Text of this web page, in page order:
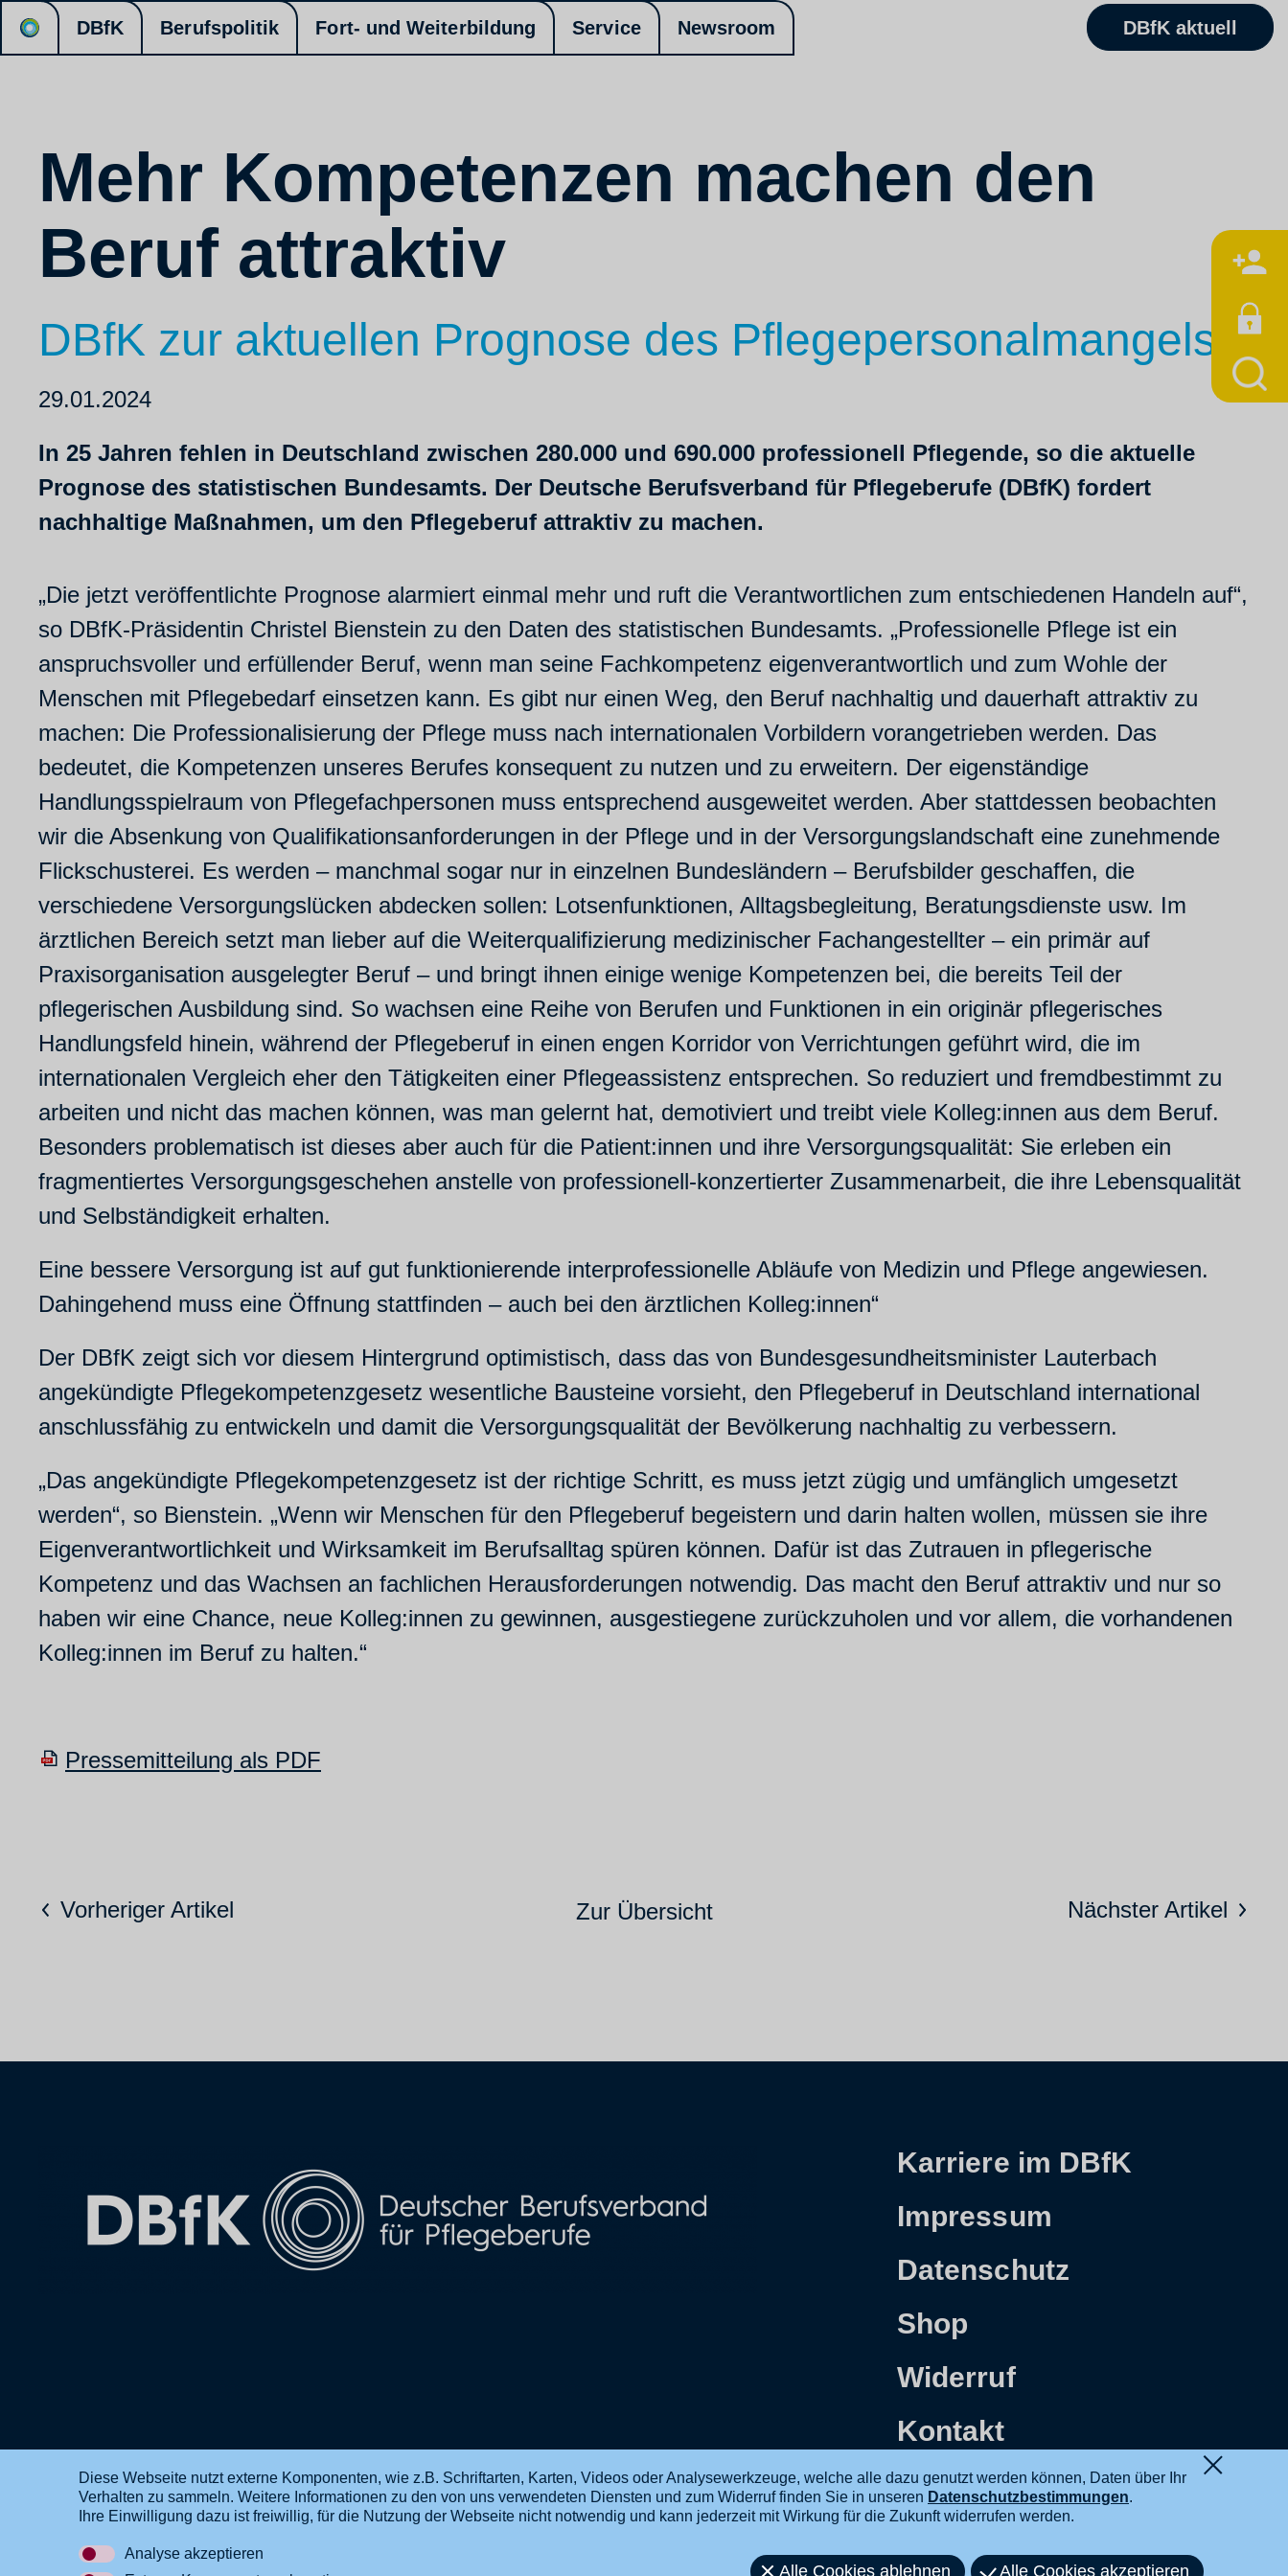
DBfK Berufspolitik Fort- und Weiterbildung Service Newsroom DBfK aktuell
Mehr Kompetenzen machen den
Beruf attraktiv
DBfK zur aktuellen Prognose des Pflegepersonalmangels
29.01.2024
In 25 Jahren fehlen in Deutschland zwischen 280.000 und 690.000 professionell Pflegende, so die aktuelle
Prognose des statistischen Bundesamts. Der Deutsche Berufsverband für Pflegeberufe (DBfK) fordert
nachhaltige Maßnahmen, um den Pflegeberuf attraktiv zu machen.
„Die jetzt veröffentlichte Prognose alarmiert einmal mehr und ruft die Verantwortlichen zum entschiedenen Handeln auf“,
so DBfK-Präsidentin Christel Bienstein zu den Daten des statistischen Bundesamts. „Professionelle Pflege ist ein
anspruchsvoller und erfüllender Beruf, wenn man seine Fachkompetenz eigenverantwortlich und zum Wohle der
Menschen mit Pflegebedarf einsetzen kann. Es gibt nur einen Weg, den Beruf nachhaltig und dauerhaft attraktiv zu
machen: Die Professionalisierung der Pflege muss nach internationalen Vorbildern vorangetrieben werden. Das
bedeutet, die Kompetenzen unseres Berufes konsequent zu nutzen und zu erweitern. Der eigenständige
Handlungsspielraum von Pflegefachpersonen muss entsprechend ausgeweitet werden. Aber stattdessen beobachten
wir die Absenkung von Qualifikationsanforderungen in der Pflege und in der Versorgungslandschaft eine zunehmende
Flickschusterei. Es werden – manchmal sogar nur in einzelnen Bundesländern – Berufsbilder geschaffen, die
verschiedene Versorgungslücken abdecken sollen: Lotsenfunktionen, Alltagsbegleitung, Beratungsdienste usw. Im
ärztlichen Bereich setzt man lieber auf die Weiterqualifizierung medizinischer Fachangestellter – ein primär auf
Praxisorganisation ausgelegter Beruf – und bringt ihnen einige wenige Kompetenzen bei, die bereits Teil der
pflegerischen Ausbildung sind. So wachsen eine Reihe von Berufen und Funktionen in ein originär pflegerisches
Handlungsfeld hinein, während der Pflegeberuf in einen engen Korridor von Verrichtungen geführt wird, die im
internationalen Vergleich eher den Tätigkeiten einer Pflegeassistenz entsprechen. So reduziert und fremdbestimmt zu
arbeiten und nicht das machen können, was man gelernt hat, demotiviert und treibt viele Kolleg:innen aus dem Beruf.
Besonders problematisch ist dieses aber auch für die Patient:innen und ihre Versorgungsqualität: Sie erleben ein
fragmentiertes Versorgungsgeschehen anstelle von professionell-konzertierter Zusammenarbeit, die ihre Lebensqualität
und Selbständigkeit erhalten.
Eine bessere Versorgung ist auf gut funktionierende interprofessionelle Abläufe von Medizin und Pflege angewiesen.
Dahingehend muss eine Öffnung stattfinden – auch bei den ärztlichen Kolleg:innen“
Der DBfK zeigt sich vor diesem Hintergrund optimistisch, dass das von Bundesgesundheitsminister Lauterbach
angekündigte Pflegekompetenzgesetz wesentliche Bausteine vorsieht, den Pflegeberuf in Deutschland international
anschlussfähig zu entwickeln und damit die Versorgungsqualität der Bevölkerung nachhaltig zu verbessern.
„Das angekündigte Pflegekompetenzgesetz ist der richtige Schritt, es muss jetzt zügig und umfänglich umgesetzt
werden“, so Bienstein. „Wenn wir Menschen für den Pflegeberuf begeistern und darin halten wollen, müssen sie ihre
Eigenverantwortlichkeit und Wirksamkeit im Berufsalltag spüren können. Dafür ist das Zutrauen in pflegerische
Kompetenz und das Wachsen an fachlichen Herausforderungen notwendig. Das macht den Beruf attraktiv und nur so
haben wir eine Chance, neue Kolleg:innen zu gewinnen, ausgestiegene zurückzuholen und vor allem, die vorhandenen
Kolleg:innen im Beruf zu halten.“
Pressemitteilung als PDF
Vorheriger Artikel Zur Übersicht Nächster Artikel
Karriere im DBfK
Impressum
Datenschutz
Shop
Widerruf
Kontakt
EN
Diese Webseite nutzt externe Komponenten, wie z.B. Schriftarten, Karten, Videos oder Analysewerkzeuge, welche alle dazu genutzt werden können, Daten über Ihr
Verhalten zu sammeln. Weitere Informationen zu den von uns verwendeten Diensten und zum Widerruf finden Sie in unseren Datenschutzbestimmungen.
Ihre Einwilligung dazu ist freiwillig, für die Nutzung der Webseite nicht notwendig und kann jederzeit mit Wirkung für die Zukunft widerrufen werden.
Analyse akzeptieren
Alle Cookies ablehnen Alle Cookies akzeptieren